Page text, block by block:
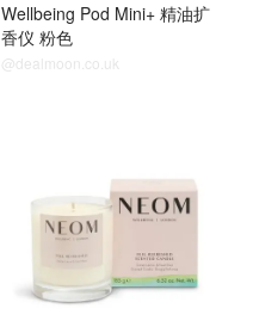
Wellbeing Pod Mini+ 精油扩
香仪 粉色
@dealmoon.co.uk